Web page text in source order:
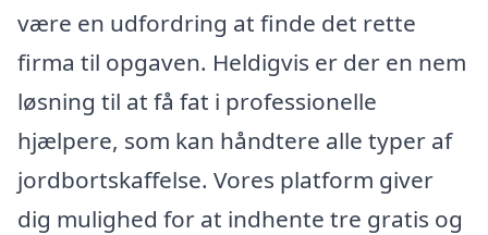
være en udfordring at finde det rette
firma til opgaven. Heldigvis er der en nem
løsning til at få fat i professionelle
hjælpere, som kan håndtere alle typer af
jordbortskaffelse. Vores platform giver
dig mulighed for at indhente tre gratis og